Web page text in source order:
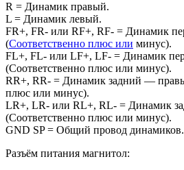
R = Динамик правый.
L = Динамик левый.
FR+, FR- или RF+, RF- = Динамик
(Соответственно плюс или минус).
FL+, FL- или LF+, LF- = Динамик
(Соответственно плюс или минус).
RR+, RR- = Динамик задний —
плюс или минус).
LR+, LR- или RL+, RL- = Динамик
(Соответственно плюс или минус).
GND SP = Общий провод динамиков.
Разъём питания магнитол: